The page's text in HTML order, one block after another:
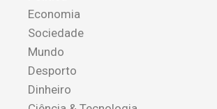
Economia
Sociedade
Mundo
Desporto
Dinheiro